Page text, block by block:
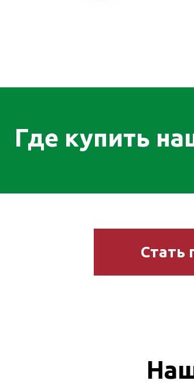
Где купить
Стать